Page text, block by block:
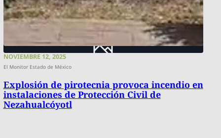
NOVIEMBRE 12, 2025
El Monitor Estado de México
Explosión de pirotecnia provoca incendio en
instalaciones de Protección Civil de
Nezahualcóyotl